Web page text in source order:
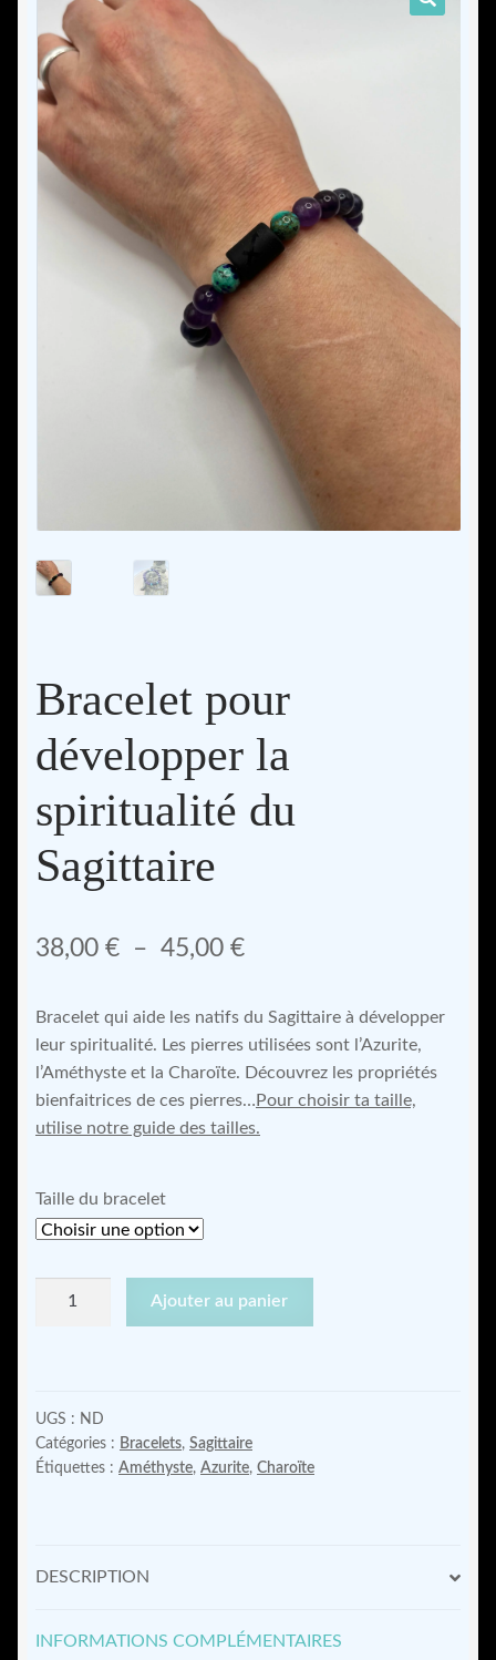
Les pierres naturelles
Comment ça marche ?
Guide d’entretien de ton bracelet
Guide des tailles
Bracelet pour
développer la
spiritualité du
Sagittaire
38,00 € – 45,00 €Plage
prix :
38,00 €
à
Bracelet qui aide les natifs du Sagittaire à développer
leur spiritualité. Les pierres utilisées sont l’Azurite,
l’Améthyste et la Charoïte. Découvrez les propriétés
bienfaitrices de ces pierres… Pour choisir ta taille,
utilise notre guide des tailles.
Taille du bracelet
la
spiritualité
Ajouter au panier
UGS : ND
Catégories : Bracelets, Sagittaire
Étiquettes : Améthyste, Azurite, Charoïte
DESCRIPTION
INFORMATIONS COMPLÉMENTAIRES